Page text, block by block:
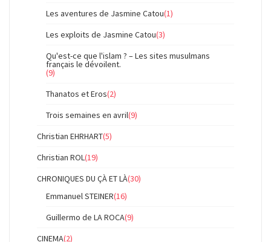
Les aventures de Jasmine Catou(1)
Les exploits de Jasmine Catou(3)
Qu'est-ce que l'islam ? – Les sites musulmans
français le dévoilent.
(9)
Thanatos et Eros(2)
Trois semaines en avril(9)
Christian EHRHART(5)
Christian ROL(19)
CHRONIQUES DU ÇÀ ET LÀ(30)
Emmanuel STEINER(16)
Guillermo de LA ROCA(9)
CINEMA(2)